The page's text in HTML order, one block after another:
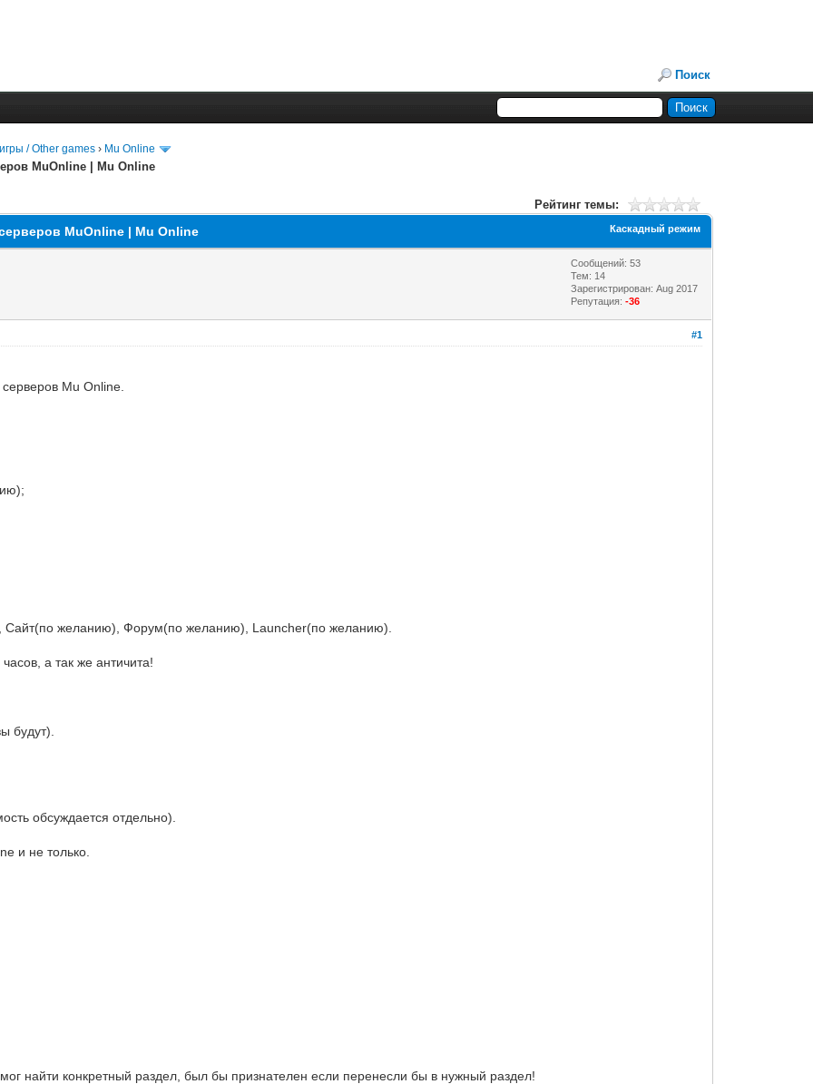
Поиск
/ Other games › Mu Online
MuOnline | Mu Online
Рейтинг темы:
Каскадный режим
MuOnline | Mu Online
Сообщений: 53
Тем: 14
Зарегистрирован: Aug 2017
Репутация:-36
#1
Mu Online.
Сайт(по желанию), Форум(по желанию), Launcher(по желанию).
а так же античита!
будут).
обсуждается отдельно).
и не только.
найти конкретный раздел, был бы признателен если перенесли бы в нужный раздел!